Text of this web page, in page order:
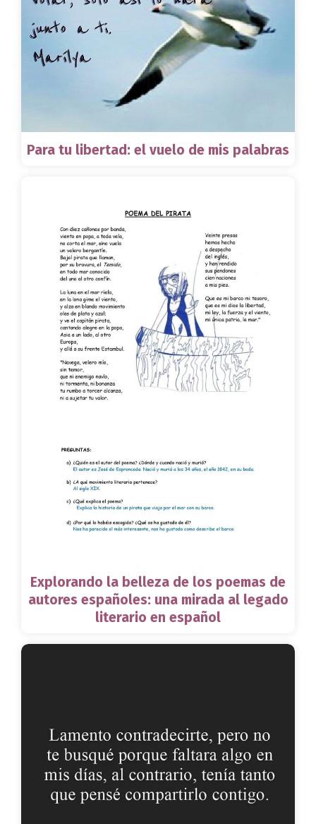
Para tu libertad: el vuelo de mis palabras
Explorando la belleza de los poemas de
autores españoles: una mirada al legado
literario en español